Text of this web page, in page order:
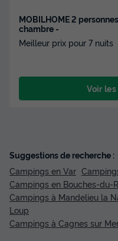
MOBILHOME 2
chambre -
Meilleur prix pour 7 nuits
Voir
Suggestions de recherche :
Campings en Var
Campings en Bouches-du-
Campings à Mandelieu la
Loup
Campings à Cagnes sur